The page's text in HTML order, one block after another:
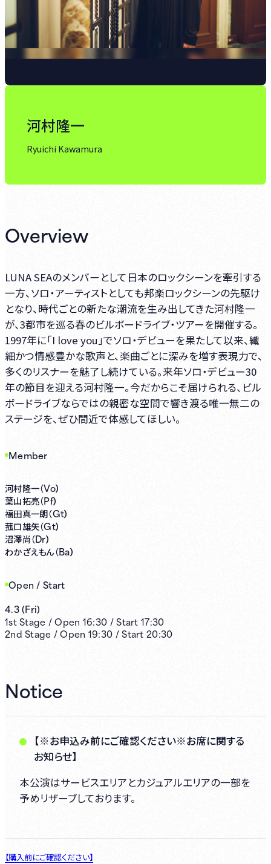
河村隆一
Ryuichi Kawamura
Overview
LUNA SEAのメンバーとして日本のロックシーンを牽引する
一方、ソロ・アーティストとしても邦楽ロックシーンの先駆け
となり、時代ごとの新たな潮流を生み出してきた河村隆一
が、3都市を巡る春のビルボードライブ・ツアーを開催する。
1997年に「I love you」でソロ・デビューを果たして以来、繊
細かつ情感豊かな歌声と、楽曲ごとに深みを増す表現力で、
多くのリスナーを魅了し続けている。来年ソロ・デビュー30
年の節目を迎える河村隆一。今だからこそ届けられる、ビル
ボードライブならではの親密な空間で響き渡る唯一無二の
ステージを、ぜひ間近で体感してほしい。
Member
河村隆一（Vo）
葉山拓亮（Pf）
福田真一朗（Gt）
菰口雄矢（Gt）
沼澤尚（Dr）
わかざえもん（Ba）
Open / Start
4.3(Fri)
1stStage /Open 16:30 /Start 17:30
2nd Stage /Open 19:30 /Start 20:30
Notice
【※お申込み前にご確認ください※お席に関する
お知らせ】
本公演はサービスエリアとカジュアルエリアの一部を
予めリザーブしております。
【購入前にご確認ください】